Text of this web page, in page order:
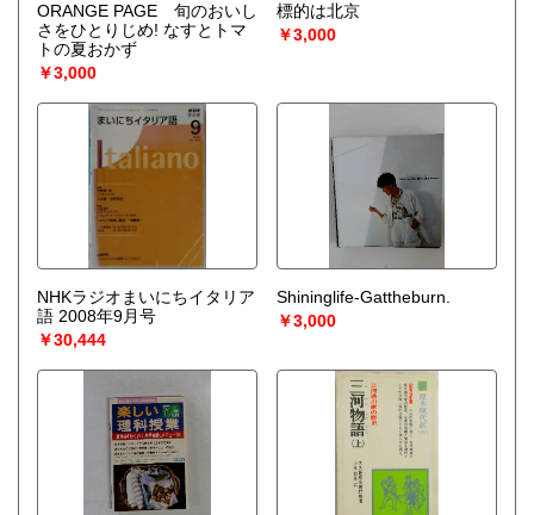
ORANGE PAGE 旬のおいし
さをひとりじめ! なすとトマ
トの夏おかず
￥3,000
標的は北京
￥3,000
NHKラジオまいにちイタリア
語 2008年9月号
￥30,444
Shininglife-Gattheburn.
￥3,000